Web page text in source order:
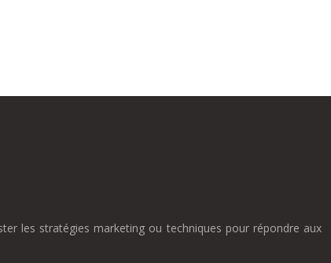
les stratégies marketing ou techniques pour répondre aux